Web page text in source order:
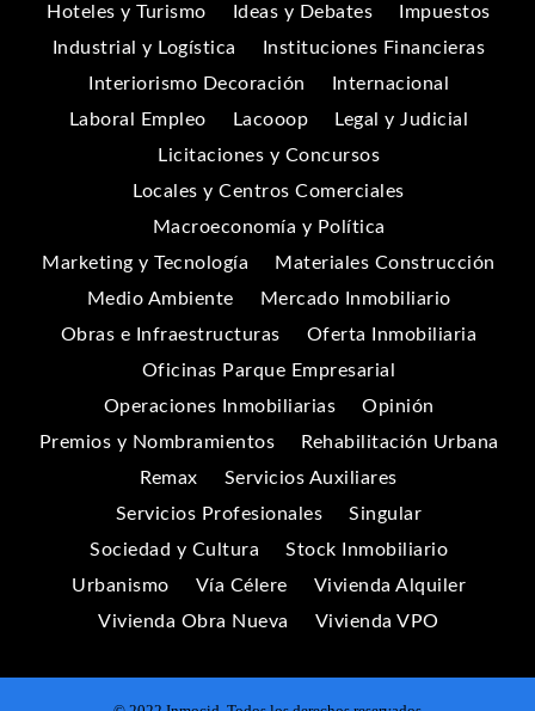
Hoteles y Turismo
Ideas y Debates
Impuestos
Industrial y Logística
Instituciones Financieras
Interiorismo Decoración
Internacional
Laboral Empleo
Lacooop
Legal y Judicial
Licitaciones y Concursos
Locales y Centros Comerciales
Macroeconomía y Política
Marketing y Tecnología
Materiales Construcción
Medio Ambiente
Mercado Inmobiliario
Obras e Infraestructuras
Oferta Inmobiliaria
Oficinas Parque Empresarial
Operaciones Inmobiliarias
Opinión
Premios y Nombramientos
Rehabilitación Urbana
Remax
Servicios Auxiliares
Servicios Profesionales
Singular
Sociedad y Cultura
Stock Inmobiliario
Urbanismo
Vía Célere
Vivienda Alquiler
Vivienda Obra Nueva
Vivienda VPO